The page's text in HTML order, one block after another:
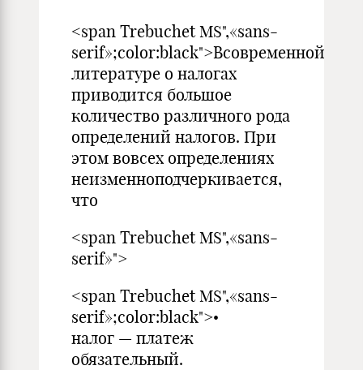
<span Trebuchet MS",«sans-
serif»;color:black">Всовременной
литературе о налогах
приводится большое
количество различного рода
определений налогов. При
этом вовсех определениях
неизменноподчеркивается,
что
<span Trebuchet MS",«sans-
serif»">
<span Trebuchet MS",«sans-
serif»;color:black">•
налог — платеж
обязательный.